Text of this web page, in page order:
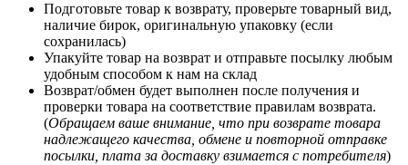
Подготовьте товар к возврату, проверьте товарный вид,
наличие бирок, оригинальную упаковку (если
сохранилась)
Упакуйте товар на возврат и отправьте посылку любым
удобным способом к нам на склад
Возврат/обмен будет выполнен после получения и
проверки товара на соответствие правилам возврата.
(Обращаем ваше внимание, что при возврате товара
надлежащего качества, обмене и повторной отправке
посылки, плата за доставку взимается с потребителя)